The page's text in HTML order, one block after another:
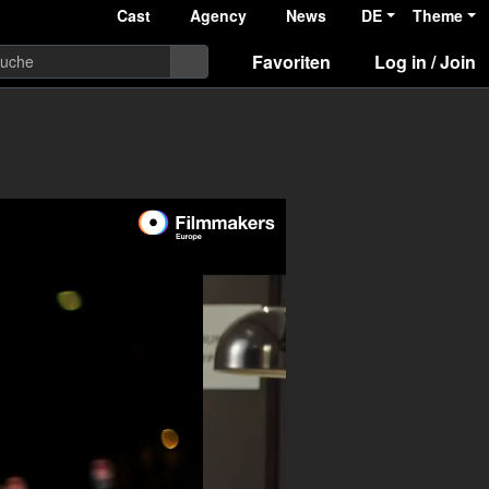
Cast Agency News DE Theme
Favoriten Log in / Join